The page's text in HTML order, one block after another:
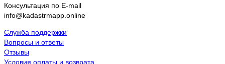
Консультация по E-mail
info@kadastrmapp.online
Служба поддержки
Вопросы и ответы
Отзывы
Условия оплаты и возврата